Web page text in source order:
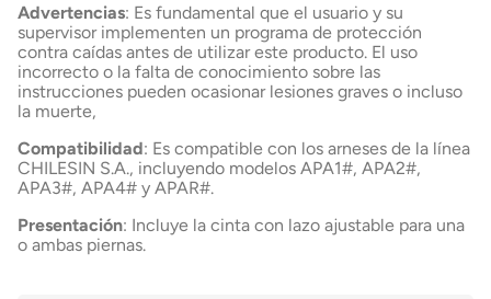
Advertencias: Es fundamental que el usuario y su
supervisor implementen un programa de protección
contra caídas antes de utilizar este producto. El uso
incorrecto o la falta de conocimiento sobre las
instrucciones pueden ocasionar lesiones graves o incluso
la muerte,
Compatibilidad: Es compatible con los arneses de la línea
CHILESIN S.A., incluyendo modelos APA1#, APA2#,
APA3#, APA4# y APAR#.
Presentación: Incluye la cinta con lazo ajustable para una
o ambas piernas.